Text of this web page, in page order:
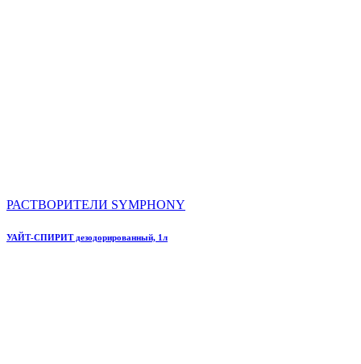
РАСТВОРИТЕЛИ SYMPHONY
УАЙТ-СПИРИТ дезодорированный, 1л